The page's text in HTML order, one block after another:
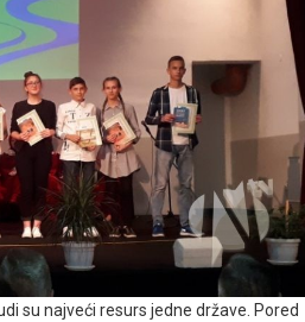
su najveći resurs jedne države. Pored